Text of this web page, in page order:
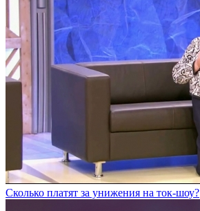
Сколько платят за унижения на ток-шоу?